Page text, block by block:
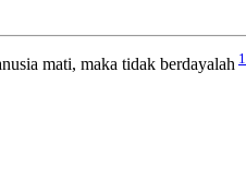
mati, maka tidak berdayalah 1